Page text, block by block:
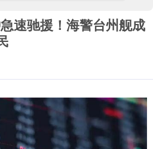
速驰援！海警台州舰成